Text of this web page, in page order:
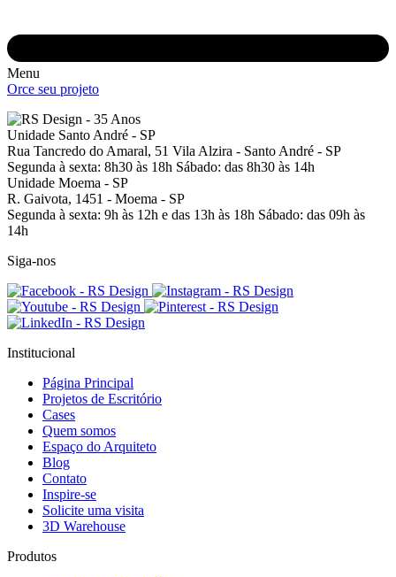
Menu
Orce seu projeto
Unidade Santo André - SP
Rua Tancredo do Amaral, 51 Vila Alzira - Santo André - SP
Segunda à sexta: 8h30 às 18h Sábado: das 8h30 às 14h
Unidade Moema - SP
R. Gaivota, 1451 - Moema - SP
Segunda à sexta: 9h às 12h e das 13h às 18h Sábado: das 09h às
14h
Siga-nos
Institucional
Página Principal
Projetos de Escritório
Cases
Quem somos
Espaço do Arquiteto
Blog
Contato
Inspire-se
Solicite uma visita
3D Warehouse
Produtos